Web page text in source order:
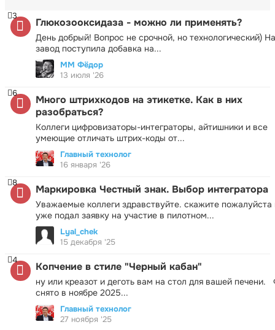
Глюкозооксидаза - можно ли применять?
День добрый! Вопрос не срочной, но технологический) На
завод поступила добавка на...
3
ММ Фёдор
13 июля '26
Много штрихкодов на этикетке. Как в них
разобраться?
Коллеги цифровизаторы-интеграторы, айтишники и все
умеющие отличать штрих-коды от...
6
Главный технолог
16 января '26
Маркировка Честный знак. Выбор интегратора
Уважаемые коллеги здравствуйте. скажите пожалуйста
уже подал заявку на участие в пилотном...
8
Lyal_chek
15 декабря '25
Копчение в стиле "Черный кабан"
ну или креазот и деготь вам на стол для вашей печени.
снято в ноябре 2025...
4
Главный технолог
27 ноября '25